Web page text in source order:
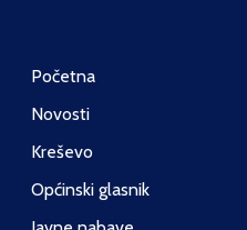
Početna
Novosti
Kreševo
Općinski glasnik